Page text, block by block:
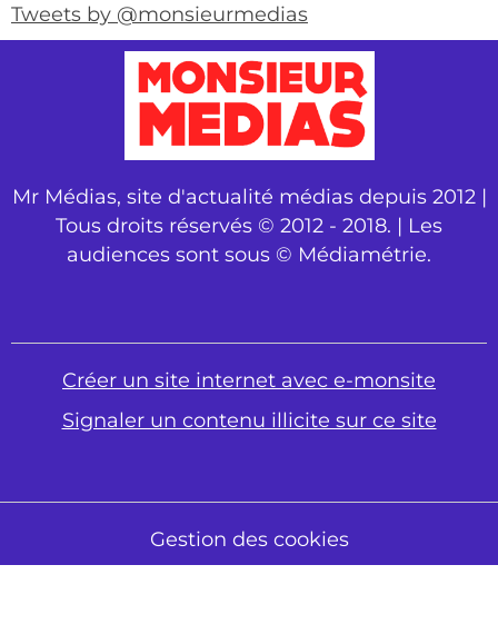
Tweets by @monsieurmedias
Mr Médias, site d'actualité médias depuis 2012 |
Tous droits réservés © 2012 - 2018. | Les
audiences sont sous © Médiamétrie.
Créer un site internet avec e-monsite
Signaler un contenu illicite sur ce site
Gestion des cookies